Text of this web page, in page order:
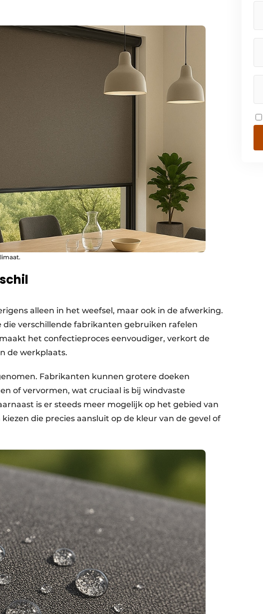
alleen in het weefsel, maar ook in de afwerking.
verschillende fabrikanten gebruiken rafelen
het confectieproces eenvoudiger, verkort de
de werkplaats.
Fabrikanten kunnen grotere doeken
of vervormen, wat cruciaal is bij windvaste
is er steeds meer mogelijk op het gebied van
die precies aansluit op de kleur van de gevel of